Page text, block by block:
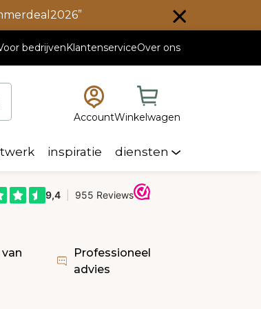
bedrijvenKlantenserviceOver ons
AccountWinkelwagen
inspiratie diensten
Professioneel
advies